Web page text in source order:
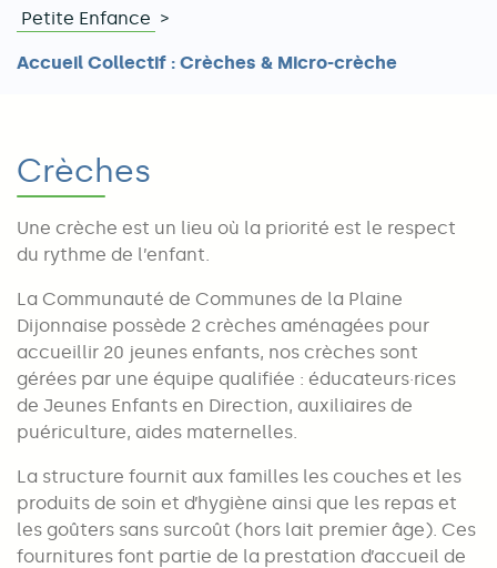
Fil
d'Ariane
Petite Enfance
Accueil Collectif : Crèches & Micro-crèche
Crèches
Une crèche est un lieu où la priorité est le respect
du rythme de l’enfant.
La Communauté de Communes de la Plaine
Dijonnaise possède 2 crèches aménagées pour
accueillir 20 jeunes enfants, nos crèches sont
gérées par une équipe qualifiée : éducateurs·rices
de Jeunes Enfants en Direction, auxiliaires de
puériculture, aides maternelles.
La structure fournit aux familles les couches et les
produits de soin et d’hygiène ainsi que les repas et
les goûters sans surcoût (hors lait premier âge). Ces
fournitures font partie de la prestation d’accueil de